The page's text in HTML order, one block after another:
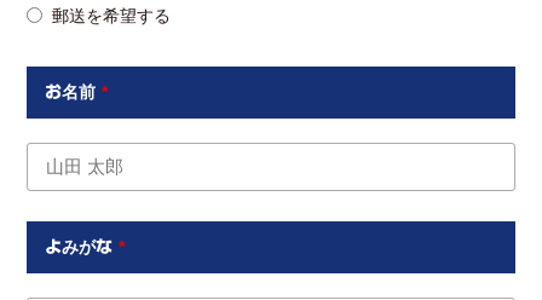
郵送を希望する
お名前*
よみがな*